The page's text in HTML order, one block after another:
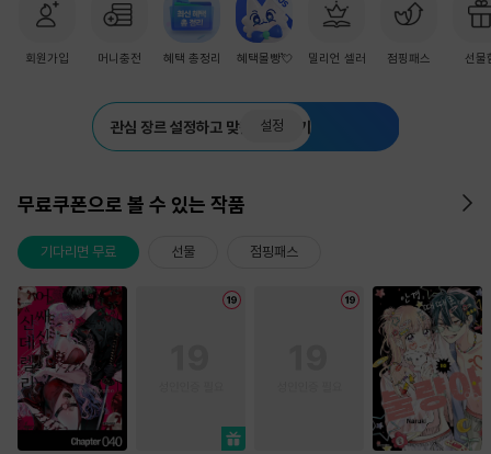
회원가입 머니충전 혜택 총정리 혜택몰빵💘 밀리언 셀러 점핑패스 선물
관심 장르 설정하고 맞춤 추천 받기
설정
무료쿠폰으로 볼 수 있는 작품
기다리면 무료 선물 점핑패스